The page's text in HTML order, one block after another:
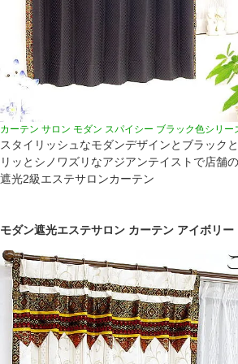
カーテン サロン モダン スパイシー ブラック色シリー
スタイリッシュなモダンデザインとブラック
リッとシノワズリなアジアンテイストで店舗
遮光2級エステサロンカーテン
モダン遮光エステサロン カーテン アイボリー